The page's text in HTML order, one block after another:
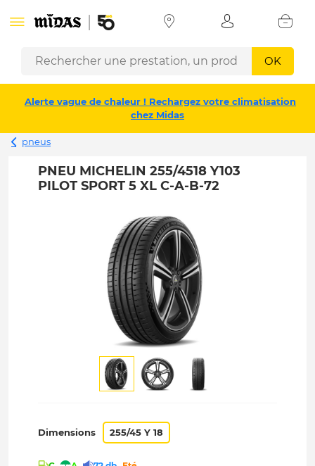
OK
Alerte vague de chaleur ! Rechargez votre climatisation
chez Midas
pneus
PNEU MICHELIN 255/4518 Y103
PILOT SPORT 5 XL C-A-B-72
Dimensions 255/45 Y 18